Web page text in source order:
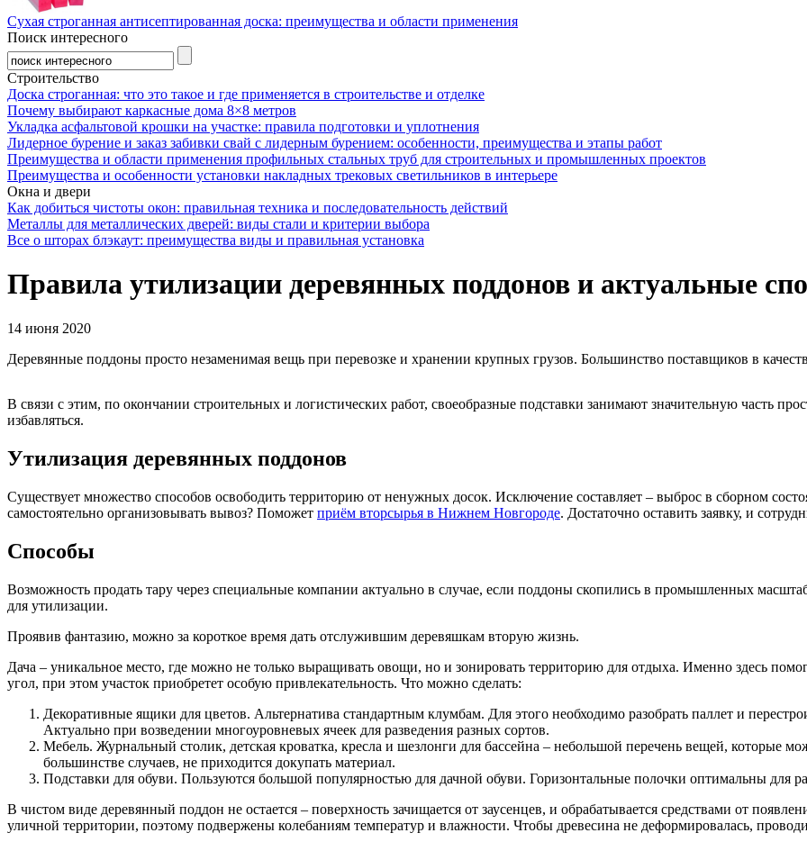
Сухая строганная антисептированная доска: преимущества и области применения
Поиск интересного
Строительство
Доска строганная: что это такое и где применяется в строительстве и отделке
Почему выбирают каркасные дома 8×8 метров
Укладка асфальтовой крошки на участке: правила подготовки и уплотнения
Лидерное бурение и заказ забивки свай с лидерным бурением: особенности, преимущества и этапы работ
Преимущества и области применения профильных стальных труб для строительных и промышленных проектов
Преимущества и особенности установки накладных трековых светильников в интерьере
Окна и двери
Как добиться чистоты окон: правильная техника и последовательность действий
Металлы для металлических дверей: виды стали и критерии выбора
Все о шторах блэкаут: преимущества виды и правильная установка
Правила утилизации деревянных поддонов и актуальные
14 июня 2020
Деревянные поддоны просто незаменимая вещь при перевозке и хранении крупных грузов. Большинство поставщиков в
В связи с этим, по окончании строительных и логистических работ, своеобразные подставки занимают значительную часть
избавляться.
Утилизация деревянных поддонов
Существует множество способов освободить территорию от ненужных досок. Исключение составляет – выброс в сборном
самостоятельно организовывать вывоз? Поможет приём вторсырья в Нижнем Новгороде. Достаточно оставить заявку, и
Способы
Возможность продать тару через специальные компании актуально в случае, если поддоны скопились в промышленных
для утилизации.
Проявив фантазию, можно за короткое время дать отслужившим деревяшкам вторую жизнь.
Дача – уникальное место, где можно не только выращивать овощи, но и зонировать территорию для отдыха. Именно здесь
угол, при этом участок приобретет особую привлекательность. Что можно сделать:
Декоративные ящики для цветов. Альтернатива стандартным клумбам. Для этого необходимо разобрать паллет и
Актуально при возведении многоуровневых ячеек для разведения разных сортов.
Мебель. Журнальный столик, детская кроватка, кресла и шезлонги для бассейна – небольшой перечень вещей, которые
большинстве случаев, не приходится докупать материал.
Подставки для обуви. Пользуются большой популярностью для дачной обуви. Горизонтальные полочки оптимальны для
В чистом виде деревянный поддон не остается – поверхность зачищается от заусенцев, и обрабатывается средствами от
уличной территории, поэтому подвержены колебаниям температур и влажности. Чтобы древесина не деформировалась,